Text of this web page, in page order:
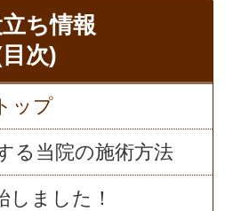
ち情報
次)
ップ
る当院の施術方法
しました！